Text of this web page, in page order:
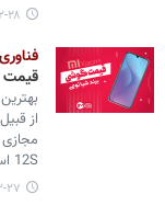
فناوری
قیمت
12S است.